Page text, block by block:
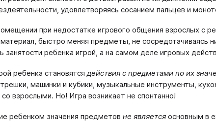
удовлетворяясь сосанием пальцев и
при недостатке игрового общения взрослых с
быстро меняя предметы, не сосредотачиваясь
занятости ребенка игрой, а на самом деле игровых
ребенка становятсядействия с предметами по их
машинки и кубики, музыкальные инструменты,
взрослыми. Но! Игра возникает не спонтанно!
ребенком значения предметов не является основным в